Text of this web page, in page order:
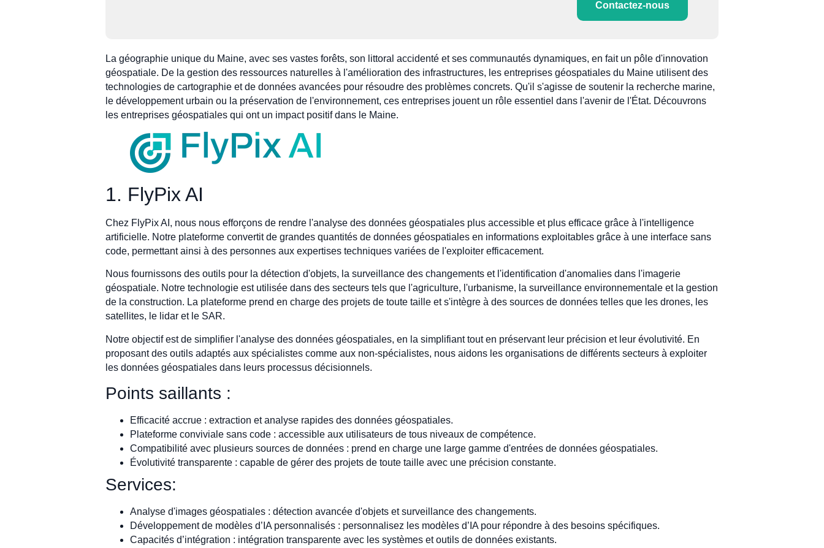
Contactez-nous
La géographie unique du Maine, avec ses vastes forêts, son littoral accidenté et ses communautés dynamiques, en fait un pôle d'innovation
géospatiale. De la gestion des ressources naturelles à l'amélioration des infrastructures, les entreprises géospatiales du Maine utilisent des
technologies de cartographie et de données avancées pour résoudre des problèmes concrets. Qu'il s'agisse de soutenir la recherche marine,
le développement urbain ou la préservation de l'environnement, ces entreprises jouent un rôle essentiel dans l'avenir de l'État. Découvrons
les entreprises géospatiales qui ont un impact positif dans le Maine.
1. FlyPix AI
Chez FlyPix AI, nous nous efforçons de rendre l'analyse des données géospatiales plus accessible et plus efficace grâce à l'intelligence
artificielle. Notre plateforme convertit de grandes quantités de données géospatiales en informations exploitables grâce à une interface sans
code, permettant ainsi à des personnes aux expertises techniques variées de l'exploiter efficacement.
Nous fournissons des outils pour la détection d'objets, la surveillance des changements et l'identification d'anomalies dans l'imagerie
géospatiale. Notre technologie est utilisée dans des secteurs tels que l'agriculture, l'urbanisme, la surveillance environnementale et la gestion
de la construction. La plateforme prend en charge des projets de toute taille et s'intègre à des sources de données telles que les drones, les
satellites, le lidar et le SAR.
Notre objectif est de simplifier l'analyse des données géospatiales, en la simplifiant tout en préservant leur précision et leur évolutivité. En
proposant des outils adaptés aux spécialistes comme aux non-spécialistes, nous aidons les organisations de différents secteurs à exploiter
les données géospatiales dans leurs processus décisionnels.
Points saillants :
Efficacité accrue : extraction et analyse rapides des données géospatiales.
Plateforme conviviale sans code : accessible aux utilisateurs de tous niveaux de compétence.
Compatibilité avec plusieurs sources de données : prend en charge une large gamme d'entrées de données géospatiales.
Évolutivité transparente : capable de gérer des projets de toute taille avec une précision constante.
Services:
Analyse d'images géospatiales : détection avancée d'objets et surveillance des changements.
Développement de modèles d’IA personnalisés : personnalisez les modèles d’IA pour répondre à des besoins spécifiques.
Capacités d’intégration : intégration transparente avec les systèmes et outils de données existants.